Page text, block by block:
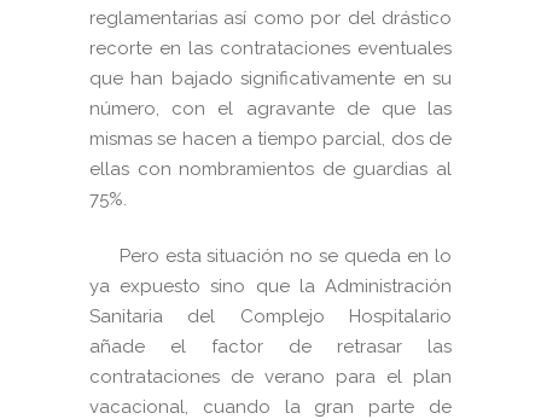
reglamentarias así como por del drástico
recorte en las contrataciones eventuales
que han bajado significativamente en su
número, con el agravante de que las
mismas se hacen a tiempo parcial, dos de
ellas con nombramientos de guardias al
75%.
Pero esta situación no se queda en lo
ya expuesto sino que la Administración
Sanitaria del Complejo Hospitalario
añade el factor de retrasar las
contrataciones de verano para el plan
vacacional, cuando la gran parte de